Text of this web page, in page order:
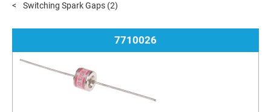
Switching Spark Gaps (2)
7710026